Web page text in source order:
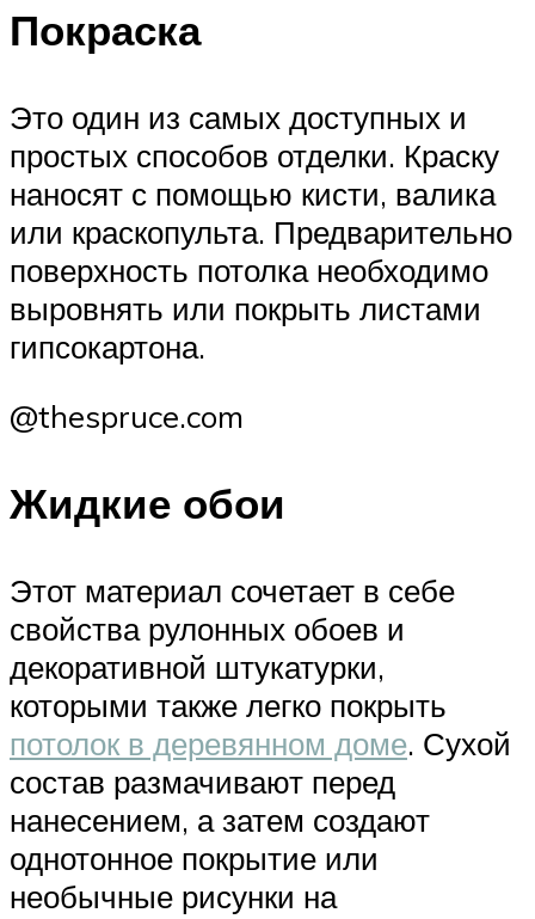
Покраска
Это один из самых доступных и
простых способов отделки. Краску
наносят с помощью кисти, валика
или краскопульта. Предварительно
поверхность потолка необходимо
выровнять или покрыть листами
гипсокартона.
@thespruce.com
Жидкие обои
Этот материал сочетает в себе
свойства рулонных обоев и
декоративной штукатурки,
которыми также легко покрыть
потолок в деревянном доме. Сухой
состав размачивают перед
нанесением, а затем создают
однотонное покрытие или
необычные рисунки на